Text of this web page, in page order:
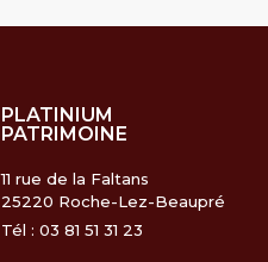
PLATINIUM
PATRIMOINE
11 rue de la Faltans
25220 Roche-Lez-Beaupré
Tél : 03 81 51 31 23